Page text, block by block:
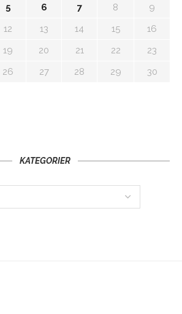
5 6 7 8
9
12 13 14 15
16
19 20 21 22
23
26 27 28 29
30
KATEGORIER